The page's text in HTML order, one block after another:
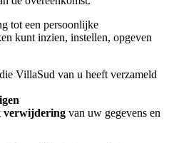
tot een persoonlijke
kunt inzien, instellen, opgeven
VillaSud van u heeft verzameld
verwijdering van uw gegevens en